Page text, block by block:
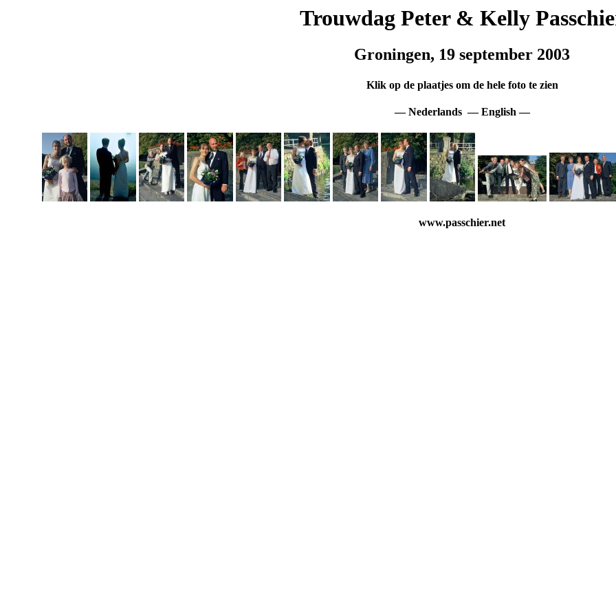
Trouwdag Peter & Kelly
Groningen, 19 september 2003
Klik op de plaatjes om de hele foto te zien
—Nederlands—English —
www.passchier.net